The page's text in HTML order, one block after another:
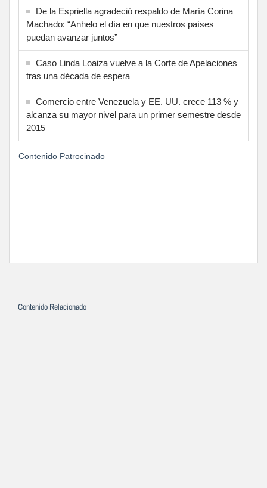
De la Espriella agradeció respaldo de María Corina
Machado: “Anhelo el día en que nuestros países
puedan avanzar juntos”
Caso Linda Loaiza vuelve a la Corte de Apelaciones
tras una década de espera
Comercio entre Venezuela y EE. UU. crece 113 % y
alcanza su mayor nivel para un primer semestre desde
2015
Contenido Patrocinado
Contenido Relacionado